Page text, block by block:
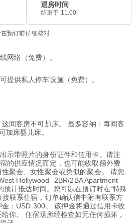
退房时间
结束于 11.00
预订前仔细核对.
网络（免费）。
提供私人停车设施（免费）。
间客房不可加床。 最多容纳：每间客
加床婴儿床。
示带照片的身份证件和信用卡。请注
的供应情况而定，也可能收取额外费
聚会、女性聚会或类似的聚会。 请您
Hollywood -2BR/2BA Apartment
计抵达时间。您可以在预订时在“特殊
接联系住宿，订单确认信中附有联系方
：USD 300。 该押金将通过信用卡收
你。 住宿场所经检查如无任何损坏，